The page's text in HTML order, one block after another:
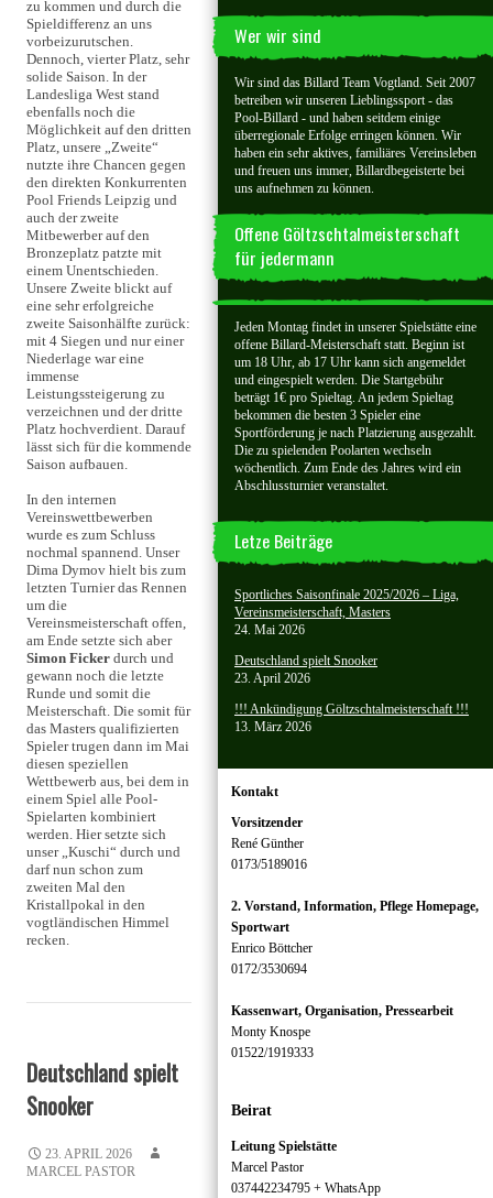
Wer wir sind
Wir sind das Billard Team Vogtland. Seit 2007
betreiben wir unseren Lieblingssport - das
Pool-Billard - und haben seitdem einige
überregionale Erfolge erringen können. Wir
haben ein sehr aktives, familiäres Vereinsleben
und freuen uns immer, Billardbegeisterte bei
uns aufnehmen zu können.
Offene Göltzschtalmeisterschaft
für jedermann
Jeden Montag findet in unserer Spielstätte eine
offene Billard-Meisterschaft statt. Beginn ist
um 18 Uhr, ab 17 Uhr kann sich angemeldet
und eingespielt werden. Die Startgebühr
beträgt 1€ pro Spieltag. An jedem Spieltag
bekommen die besten 3 Spieler eine
Sportförderung je nach Platzierung ausgezahlt.
Die zu spielenden Poolarten wechseln
wöchentlich. Zum Ende des Jahres wird ein
Abschlussturnier veranstaltet.
Letze Beiträge
Sportliches Saisonfinale 2025/2026 – Liga,
Vereinsmeisterschaft, Masters
24. Mai 2026
Deutschland spielt Snooker
23. April 2026
!!! Ankündigung Göltzschtalmeisterschaft !!!
13. März 2026
Kontakt
Vorsitzender
René Günther
0173/5189016
2. Vorstand, Information, Pflege Homepage,
Sportwart
Enrico Böttcher
0172/3530694
Kassenwart, Organisation, Pressearbeit
Monty Knospe
01522/1919333
Beirat
Leitung Spielstätte
Marcel Pastor
037442234795 + WhatsApp
zu kommen und durch die
Spieldifferenz an uns
vorbeizurutschen.
Dennoch, vierter Platz, sehr
solide Saison. In der
Landesliga West stand
ebenfalls noch die
Möglichkeit auf den dritten
Platz, unsere „Zweite“
nutzte ihre Chancen gegen
den direkten Konkurrenten
Pool Friends Leipzig und
auch der zweite
Mitbewerber auf den
Bronzeplatz patzte mit
einem Unentschieden.
Unsere Zweite blickt auf
eine sehr erfolgreiche
zweite Saisonhälfte zurück:
mit 4 Siegen und nur einer
Niederlage war eine
immense
Leistungssteigerung zu
verzeichnen und der dritte
Platz hochverdient. Darauf
lässt sich für die kommende
Saison aufbauen.
In den internen
Vereinswettbewerben
wurde es zum Schluss
nochmal spannend. Unser
Dima Dymov hielt bis zum
letzten Turnier das Rennen
um die
Vereinsmeisterschaft offen,
am Ende setzte sich aber
Simon Ficker durch und
gewann noch die letzte
Runde und somit die
Meisterschaft. Die somit für
das Masters qualifizierten
Spieler trugen dann im Mai
diesen speziellen
Wettbewerb aus, bei dem in
einem Spiel alle Pool-
Spielarten kombiniert
werden. Hier setzte sich
unser „Kuschi“ durch und
darf nun schon zum
zweiten Mal den
Kristallpokal in den
vogtländischen Himmel
recken.
Deutschland spielt
Snooker
23. APRIL 2026
MARCEL PASTOR